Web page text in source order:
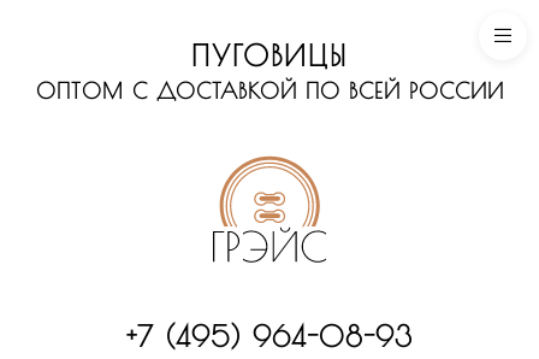
ПУГОВИЦЫ
ОПТОМ С ДОСТАВКОЙ ПО ВСЕЙ РОССИИ
+7 (495) 964-08-93